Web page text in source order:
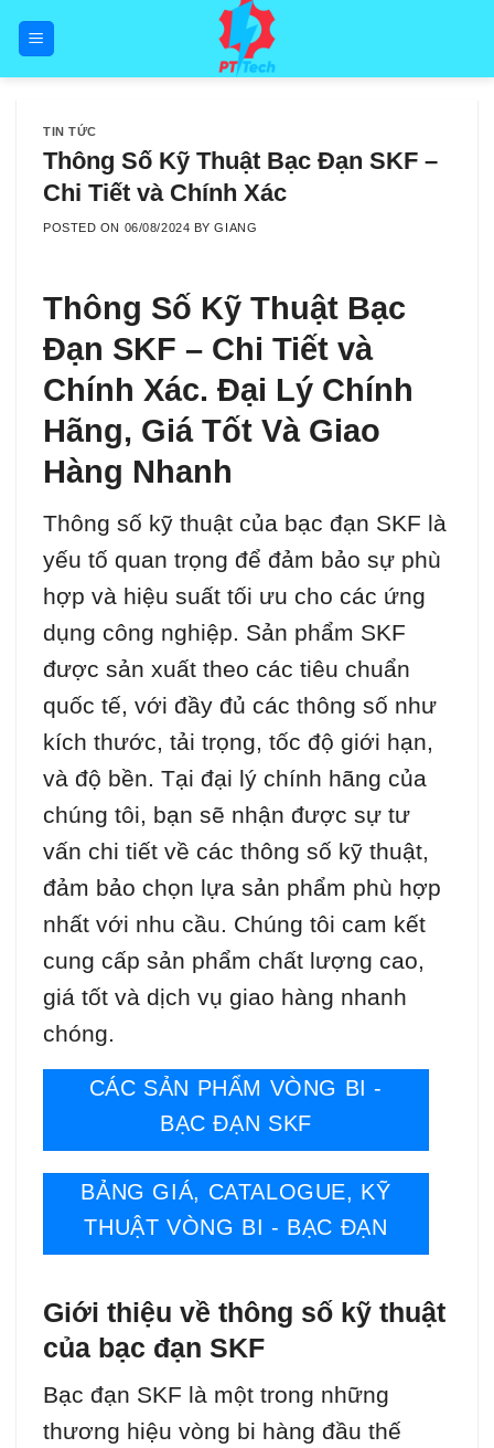
TIN TỨC
Thông Số Kỹ Thuật Bạc Đạn SKF –
Chi Tiết và Chính Xác
POSTED ON 06/08/2024 BYGIANG
Thông Số Kỹ Thuật Bạc
Đạn SKF – Chi Tiết và
Chính Xác. Đại Lý Chính
Hãng, Giá Tốt Và Giao
Hàng Nhanh
Thông số kỹ thuật của bạc đạn SKF là
yếu tố quan trọng để đảm bảo sự phù
hợp và hiệu suất tối ưu cho các ứng
dụng công nghiệp. Sản phẩm SKF
được sản xuất theo các tiêu chuẩn
quốc tế, với đầy đủ các thông số như
kích thước, tải trọng, tốc độ giới hạn,
và độ bền. Tại đại lý chính hãng của
chúng tôi, bạn sẽ nhận được sự tư
vấn chi tiết về các thông số kỹ thuật,
đảm bảo chọn lựa sản phẩm phù hợp
nhất với nhu cầu. Chúng tôi cam kết
cung cấp sản phẩm chất lượng cao,
giá tốt và dịch vụ giao hàng nhanh
chóng.
CÁC SẢN PHẨM VÒNG BI -
BẠC ĐẠN SKF
BẢNG GIÁ, CATALOGUE, KỸ
THUẬT VÒNG BI - BẠC ĐẠN
Giới thiệu về thông số kỹ thuật
của bạc đạn SKF
Bạc đạn SKF là một trong những
thương hiệu vòng bi hàng đầu thế